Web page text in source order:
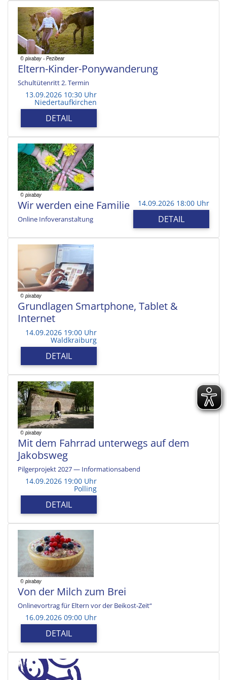
Eltern-Kinder-Ponywanderung
Schultütenritt 2. Termin
13.09.2026 10:30 Uhr
Niedertaufkirchen
DETAIL
Wir werden eine Familie
Online Infoveranstaltung
14.09.2026 18:00 Uhr
DETAIL
Grundlagen Smartphone, Tablet &
Internet
14.09.2026 19:00 Uhr
Waldkraiburg
DETAIL
Mit dem Fahrrad unterwegs auf dem
Jakobsweg
Pilgerprojekt 2027 — Informationsabend
14.09.2026 19:00 Uhr
Polling
DETAIL
Von der Milch zum Brei
Onlinevortrag für Eltern vor der Beikost-Zeit“
16.09.2026 09:00 Uhr
DETAIL